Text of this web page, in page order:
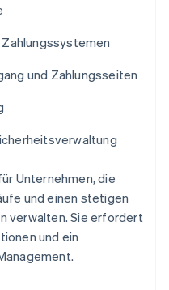
und Zahlungsseiten
Unternehmen, die
und einen stetigen
verwalten. Sie erfordert
und ein